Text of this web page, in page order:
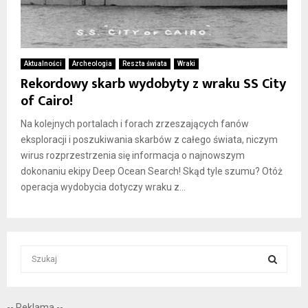
Aktualności Archeologia Reszta świata Wraki
Rekordowy skarb wydobyty z wraku SS City
of Cairo!
Na kolejnych portalach i forach zrzeszających fanów
eksploracji i poszukiwania skarbów z całego świata, niczym
wirus rozprzestrzenia się informacja o najnowszym
dokonaniu ekipy Deep Ocean Search! Skąd tyle szumu? Otóż
operacja wydobycia dotyczy wraku z...